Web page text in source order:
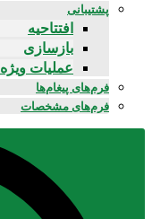
پشتیبانی
افتتاحیه
بازسازی
عملیات ویژه
فرم‌های پیغام‌ها
فرم‌های مشخصات